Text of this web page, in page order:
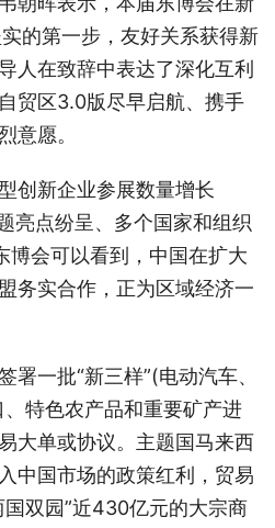
的第一步，友好关系获得新
人在致辞中表达了深化互利
贸区3.0版尽早启航、携手
意愿。
创新企业参展数量增长
亮点纷呈、多个国家和组织
会可以看到，中国在扩大
务实合作，正为区域经济一
署一批“新三样”(电动汽车、
特色农产品和重要矿产进
大单或协议。主题国马来西
中国市场的政策红利，贸易
国双园”近430亿元的大宗商